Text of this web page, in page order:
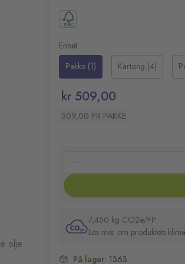
olje
Enhet
Pakke (1)
Kartong (4)
kr 509,00
509,00 PR PAKKE
7,450 kg CO2e/FP
Les mer om produktets
På lager: 1363